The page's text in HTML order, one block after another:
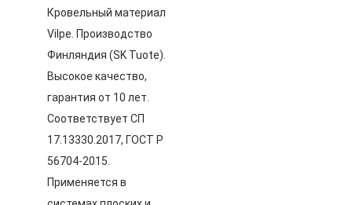
Кровельный материал
Vilpe. Производство
Финляндия (SK Tuote).
Высокое качество,
гарантия от 10 лет.
Соответствует СП
17.13330.2017, ГОСТ Р
56704-2015.
Применяется в